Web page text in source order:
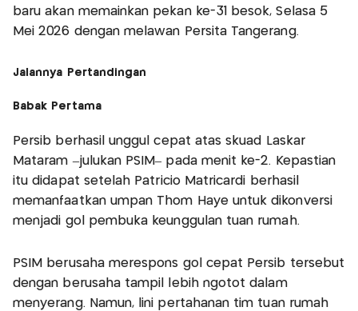
baru akan memainkan pekan ke-31 besok, Selasa 5
Mei 2026 dengan melawan Persita Tangerang.
Jalannya Pertandingan
Babak Pertama
Persib berhasil unggul cepat atas skuad Laskar
Mataram –julukan PSIM– pada menit ke-2. Kepastian
itu didapat setelah Patricio Matricardi berhasil
memanfaatkan umpan Thom Haye untuk dikonversi
menjadi gol pembuka keunggulan tuan rumah.
PSIM berusaha merespons gol cepat Persib tersebut
dengan berusaha tampil lebih ngotot dalam
menyerang. Namun, lini pertahanan tim tuan rumah